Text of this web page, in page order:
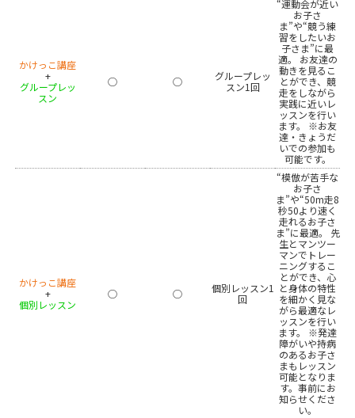
かけっこ講座
+
グループレッ
スン
◯ ◯
グループレッ
スン1回
“運動会が近い
お子さ
ま”や“競う練
習をしたいお
子さま”に最
適。 お友達の
動きを見るこ
とができ、競
走をしながら
実践に近いレ
ッスンを行い
ます。 ※お友
達・きょうだ
いでの参加も
可能です。
かけっこ講座
+
個別レッスン
◯ ◯
個別レッスン1
回
“模倣が苦手な
お子さ
ま”や“50m走8
秒50より速く
走れるお子さ
ま”に最適。 先
生とマンツー
マンでトレー
ニングするこ
とができ、心
と身体の特性
を細かく見な
がら最適なレ
ッスンを行い
ます。 ※発達
障がいや持病
のあるお子さ
まもレッスン
可能となりま
す。事前にお
知らせくださ
い。